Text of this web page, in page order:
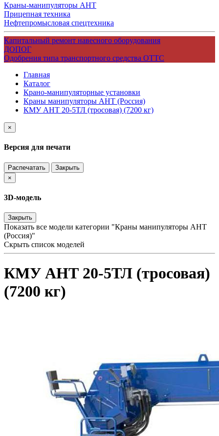
Краны-манипуляторы АНТ
Прицепная техника
Нефтепромысловая спецтехника
Капитальный ремонт навесного оборудования
ДОПОГ
Одобрения типа транспортного средства ОТТС
Главная
Каталог
Крано-манипуляторные установки
Краны манипуляторы АНТ (Россия)
КМУ АНТ 20-5ТЛ (тросовая) (7200 кг)
×
Версия для печати
Распечатать
Закрыть
×
3D-модель
Закрыть
Показать все модели категории "Краны манипуляторы АНТ
(Россия)"
Скрыть список моделей
КМУ АНТ 20-5ТЛ (тросовая)
(7200 кг)